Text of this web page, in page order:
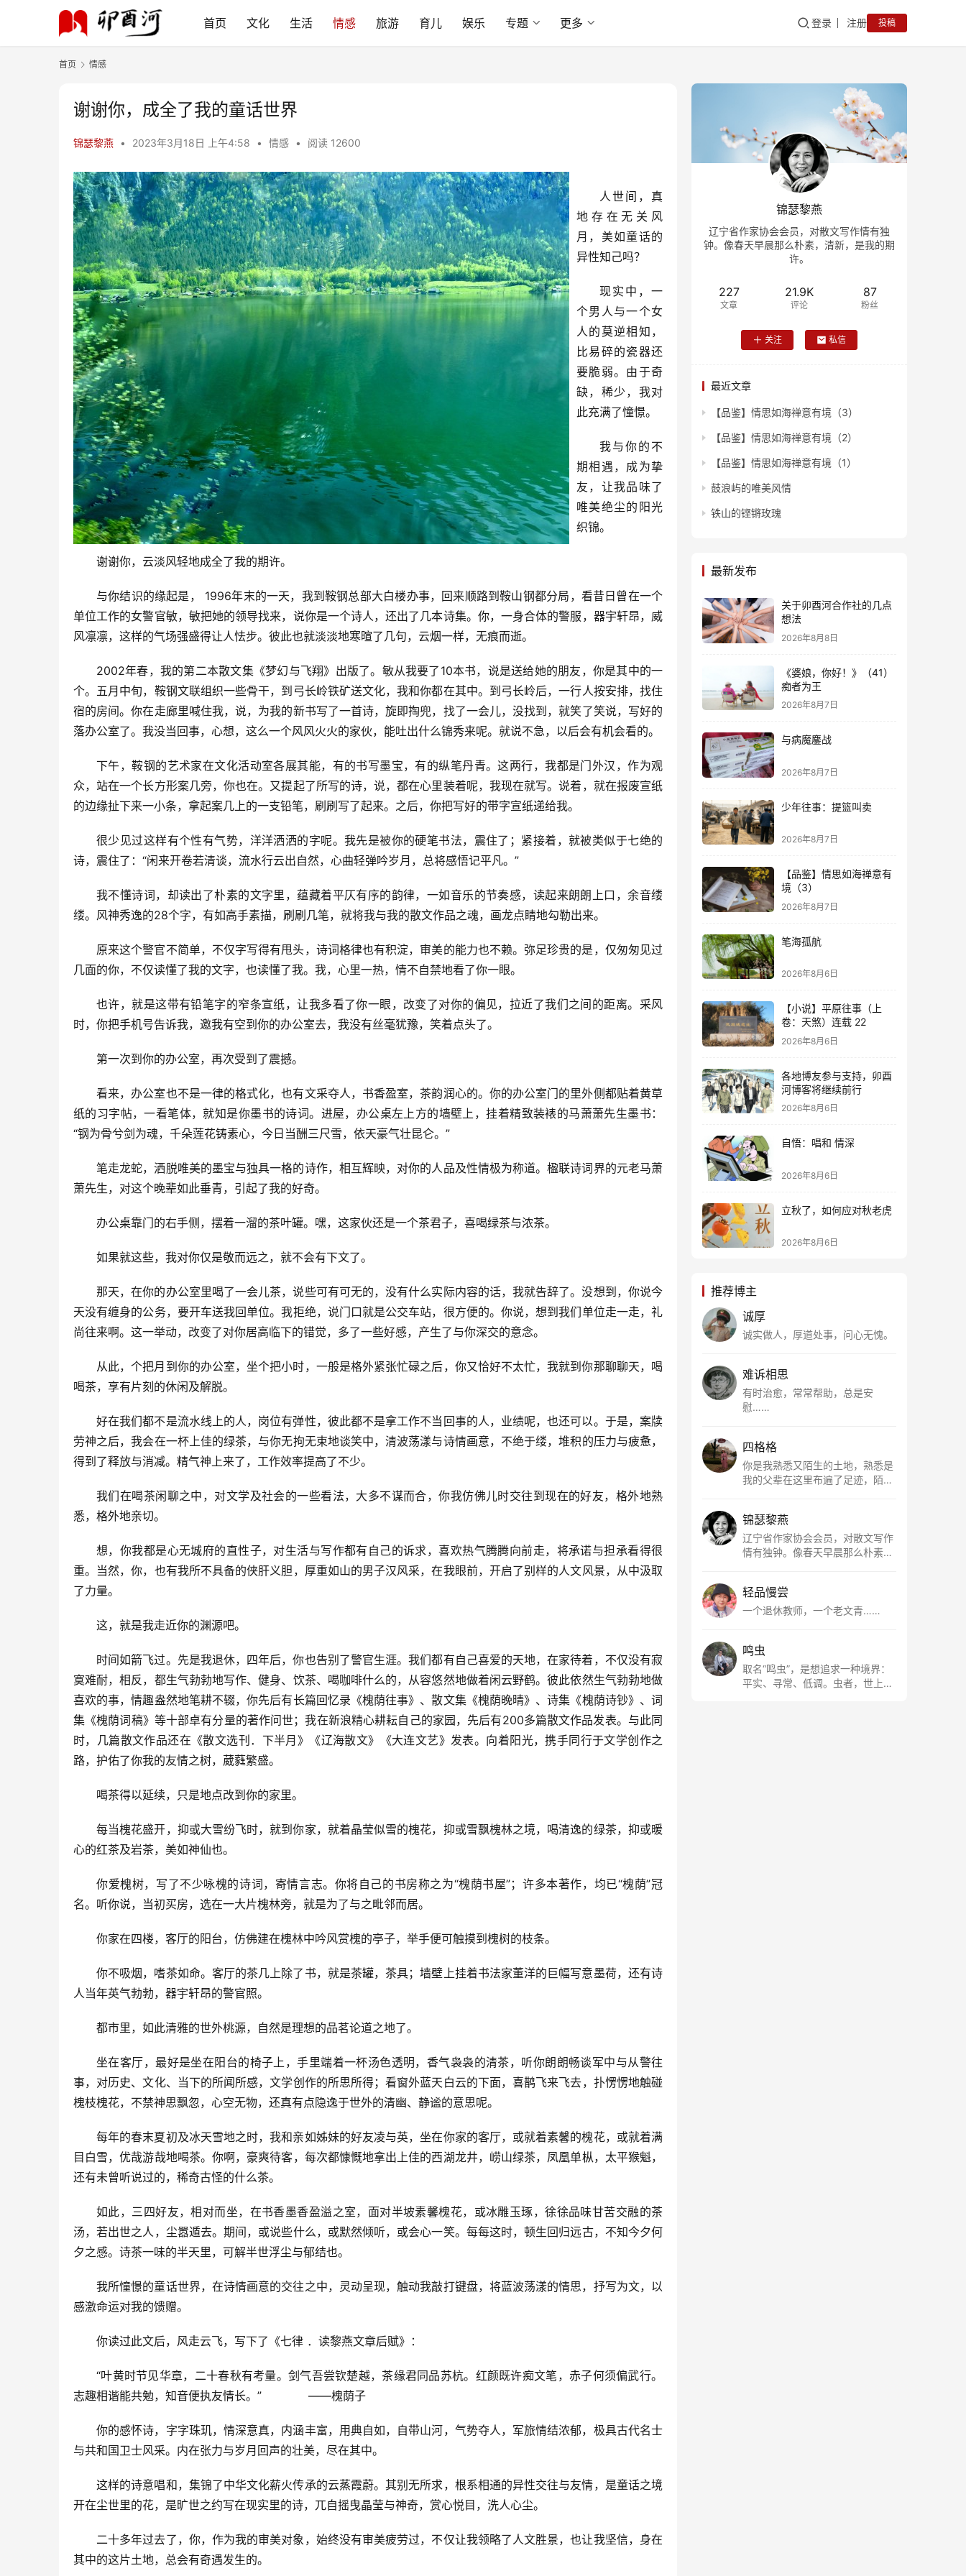
首页 文化 生活 情感 旅游 育儿 娱乐 专题 更多 登录 注册 投稿
首页 情感
谢谢你，成全了我的童话世界
锦瑟黎燕 • 2023年3月18日 上午4:58 • 情感 • 阅读 12600
人世间，真
地存在无关风
月，美如童话的
异性知己吗？
现实中，一
个男人与一个女
人的莫逆相知，
比易碎的瓷器还
要脆弱。由于奇
缺，稀少，我对
此充满了憧憬。
我与你的不
期相遇，成为挚
友，让我品味了
唯美绝尘的阳光
织锦。
谢谢你，云淡风轻地成全了我的期许。
与你结识的缘起是， 1996年末的一天，我到鞍钢总部大白楼办事，回来顺路到鞍山钢都分局，看昔日曾在一个
单位工作的女警官敏，敏把她的领导找来，说你是一个诗人，还出了几本诗集。你，一身合体的警服，器宇轩昂，威
风凛凛，这样的气场强盛得让人怯步。彼此也就淡淡地寒暄了几句，云烟一样，无痕而逝。
2002年春，我的第二本散文集《梦幻与飞翔》出版了。敏从我要了10本书，说是送给她的朋友，你是其中的一
个。五月中旬，鞍钢文联组织一些骨干，到弓长岭铁矿送文化，我和你都在其中。到弓长岭后，一行人按安排，找住
宿的房间。你在走廊里喊住我，说，为我的新书写了一首诗，旋即掏兜，找了一会儿，没找到，就笑了笑说，写好的
落办公室了。我没当回事，心想，这么一个风风火火的家伙，能吐出什么锦秀来呢。就说不急，以后会有机会看的。
下午，鞍钢的艺术家在文化活动室各展其能，有的书写墨宝，有的纵笔丹青。这两行，我都是门外汉，作为观
众，站在一个长方形案几旁，你也在。又提起了所写的诗，说，都在心里装着呢，我现在就写。说着，就在报废宣纸
的边缘扯下来一小条，拿起案几上的一支铅笔，刷刷写了起来。之后，你把写好的带字宣纸递给我。
很少见过这样有个性有气势，洋洋洒洒的字呢。我先是被你的硬笔书法，震住了；紧接着，就被类似于七绝的
诗，震住了：“闲来开卷若清谈，流水行云出自然，心曲轻弹吟岁月，总将感悟记平凡。”
我不懂诗词，却读出了朴素的文字里，蕴藏着平仄有序的韵律，一如音乐的节奏感，读起来朗朗上口，余音缕
缕。风神秀逸的28个字，有如高手素描，刷刷几笔，就将我与我的散文作品之魂，画龙点睛地勾勒出来。
原来这个警官不简单，不仅字写得有甩头，诗词格律也有积淀，审美的能力也不赖。弥足珍贵的是，仅匆匆见过
几面的你，不仅读懂了我的文字，也读懂了我。我，心里一热，情不自禁地看了你一眼。
也许，就是这带有铅笔字的窄条宣纸，让我多看了你一眼，改变了对你的偏见，拉近了我们之间的距离。采风
时，你把手机号告诉我，邀我有空到你的办公室去，我没有丝毫犹豫，笑着点头了。
第一次到你的办公室，再次受到了震撼。
看来，办公室也不是一律的格式化，也有文采夺人，书香盈室，茶韵润心的。你的办公室门的里外侧都贴着黄草
纸的习字帖，一看笔体，就知是你墨书的诗词。进屋，办公桌左上方的墙壁上，挂着精致装裱的马萧萧先生墨书：
“钢为骨兮剑为魂，千朵莲花铸素心，今日当酬三尺雪，依天豪气壮昆仑。”
笔走龙蛇，洒脱唯美的墨宝与独具一格的诗作，相互辉映，对你的人品及性情极为称道。楹联诗词界的元老马萧
萧先生，对这个晚辈如此垂青，引起了我的好奇。
办公桌靠门的右手侧，摆着一溜的茶叶罐。嘿，这家伙还是一个茶君子，喜喝绿茶与浓茶。
如果就这些，我对你仅是敬而远之，就不会有下文了。
那天，在你的办公室里喝了一会儿茶，说些可有可无的，没有什么实际内容的话，我就告辞了。没想到，你说今
天没有缠身的公务，要开车送我回单位。我拒绝，说门口就是公交车站，很方便的。你说，想到我们单位走一走，礼
尚往来啊。这一举动，改变了对你居高临下的错觉，多了一些好感，产生了与你深交的意念。
从此，个把月到你的办公室，坐个把小时，一般是格外紧张忙碌之后，你又恰好不太忙，我就到你那聊聊天，喝
喝茶，享有片刻的休闲及解脱。
好在我们都不是流水线上的人，岗位有弹性，彼此都不是拿工作不当回事的人，业绩呢，也还可以。于是，案牍
劳神之后，我会在一杯上佳的绿茶，与你无拘无束地谈笑中，清波荡漾与诗情画意，不绝于缕，堆积的压力与疲惫，
得到了释放与消减。精气神上来了，工作效率提高了不少。
我们在喝茶闲聊之中，对文学及社会的一些看法，大多不谋而合，你我仿佛儿时交往到现在的好友，格外地熟
悉，格外地亲切。
想，你我都是心无城府的直性子，对生活与写作都有自己的诉求，喜欢热气腾腾向前走，将承诺与担承看得很
重。当然，你，也有我所不具备的侠肝义胆，厚重如山的男子汉风采，在我眼前，开启了别样的人文风景，从中汲取
了力量。
这，就是我走近你的渊源吧。
时间如箭飞过。先是我退休，四年后，你也告别了警官生涯。我们都有自己喜爱的天地，在家待着，不仅没有寂
寞难耐，相反，都生气勃勃地写作、健身、饮茶、喝咖啡什么的，从容悠然地做着闲云野鹤。彼此依然生气勃勃地做
喜欢的事，情趣盎然地笔耕不辍，你先后有长篇回忆录《槐荫往事》、散文集《槐荫晚晴》、诗集《槐荫诗钞》、词
集《槐荫词稿》等十部卓有分量的著作问世；我在新浪精心耕耘自己的家园，先后有200多篇散文作品发表。与此同
时，几篇散文作品还在《散文选刊．下半月》《辽海散文》《大连文艺》发表。向着阳光，携手同行于文学创作之
路，护佑了你我的友情之树，葳蕤繁盛。
喝茶得以延续，只是地点改到你的家里。
每当槐花盛开，抑或大雪纷飞时，就到你家，就着晶莹似雪的槐花，抑或雪飘槐林之境，喝清逸的绿茶，抑或暖
心的红茶及岩茶，美如神仙也。
你爱槐树，写了不少咏槐的诗词，寄情言志。你将自己的书房称之为“槐荫书屋”；许多本著作，均已“槐荫”冠
名。听你说，当初买房，选在一大片槐林旁，就是为了与之毗邻而居。
你家在四楼，客厅的阳台，仿佛建在槐林中吟风赏槐的亭子，举手便可触摸到槐树的枝条。
你不吸烟，嗜茶如命。客厅的茶几上除了书，就是茶罐，茶具；墙壁上挂着书法家董洋的巨幅写意墨荷，还有诗
人当年英气勃勃，器宇轩昂的警官照。
都市里，如此清雅的世外桃源，自然是理想的品茗论道之地了。
坐在客厅，最好是坐在阳台的椅子上，手里端着一杯汤色透明，香气袅袅的清茶，听你朗朗畅谈军中与从警往
事，对历史、文化、当下的所闻所感，文学创作的所思所得；看窗外蓝天白云的下面，喜鹊飞来飞去，扑愣愣地触碰
槐枝槐花，不禁神思飘忽，心空无物，还真有点隐逸于世外的清幽、静谧的意思呢。
每年的春末夏初及冰天雪地之时，我和亲如姊妹的好友凌与英，坐在你家的客厅，或就着素馨的槐花，或就着满
目白雪，优哉游哉地喝茶。你啊，豪爽待客，每次都慷慨地拿出上佳的西湖龙井，崂山绿茶，凤凰单枞，太平猴魁，
还有未曾听说过的，稀奇古怪的什么茶。
如此，三四好友，相对而坐，在书香墨香盈溢之室，面对半坡素馨槐花，或冰雕玉琢，徐徐品味甘苦交融的茶
汤，若出世之人，尘嚣遁去。期间，或说些什么，或默然倾听，或会心一笑。每每这时，顿生回归远古，不知今夕何
夕之感。诗茶一味的半天里，可解半世浮尘与郁结也。
我所憧憬的童话世界，在诗情画意的交往之中，灵动呈现，触动我敲打键盘，将蓝波荡漾的情思，抒写为文，以
感激命运对我的馈赠。
你读过此文后，风走云飞，写下了《七律 ．读黎燕文章后赋》：
“叶黄时节见华章，二十春秋有考量。剑气吾尝钦楚越，茶缘君同品苏杭。红颜既许痴文笔，赤子何须偏武行。
志趣相谐能共勉，知音便执友情长。”             ——槐荫子
你的感怀诗，字字珠玑，情深意真，内涵丰富，用典自如，自带山河，气势夺人，军旅情结浓郁，极具古代名士
与共和国卫士风采。内在张力与岁月回声的壮美，尽在其中。
这样的诗意唱和，集锦了中华文化薪火传承的云蒸霞蔚。其别无所求，根系相通的异性交往与友情，是童话之境
开在尘世里的花，是旷世之约写在现实里的诗，兀自摇曳晶莹与神奇，赏心悦目，洗人心尘。
二十多年过去了，你，作为我的审美对象，始终没有审美疲劳过，不仅让我领略了人文胜景，也让我坚信，身在
其中的这片土地，总会有奇遇发生的。
锦瑟黎燕
辽宁省作家协会会员，对散文写作情有独
钟。像春天早晨那么朴素，清新，是我的期
许。
227
文章
21.9K
评论
87
粉丝
关注 私信
最近文章
【品鉴】情思如海禅意有境（3）
【品鉴】情思如海禅意有境（2）
【品鉴】情思如海禅意有境（1）
鼓浪屿的唯美风情
铁山的铿锵玫瑰
最新发布
关于卯酉河合作社的几点
想法
2026年8月8日
《婆娘，你好！》（41）
痴者为王
2026年8月7日
与病魔鏖战
2026年8月7日
少年往事：提篮叫卖
2026年8月7日
【品鉴】情思如海禅意有
境（3）
2026年8月7日
笔海孤航
2026年8月6日
【小说】平原往事（上
卷：天煞）连载 22
2026年8月6日
各地博友参与支持，卯酉
河博客将继续前行
2026年8月6日
自悟：唱和 情深
2026年8月6日
立秋了，如何应对秋老虎
2026年8月6日
推荐博主
诚厚
诚实做人，厚道处事，问心无愧。
难诉相思
有时治愈，常常帮助，总是安
慰……
四格格
你是我熟悉又陌生的土地，熟悉是
我的父辈在这里布遍了足迹，陌生
根所在，我用文字慢慢认识你、慢
慢熟悉你。
锦瑟黎燕
辽宁省作家协会会员，对散文写作
情有独钟。像春天早晨那么朴素，
轻品慢尝
一个退休教师，一个老文青……
鸣虫
取名“鸣虫”，是想追求一种境界：
平实、寻常、低调。虫者，世上最